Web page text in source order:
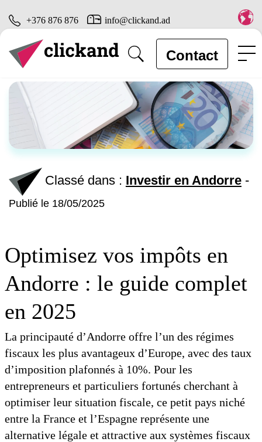
+376 876 876 info@clickand.ad
Contact
Classé dans : Investir en Andorre-
Publié le 18/05/2025
Optimisez vos impôts en
Andorre : le guide complet
en 2025
La principauté d’Andorre offre l’un des régimes
fiscaux les plus avantageux d’Europe, avec des taux
d’imposition plafonnés à 10%. Pour les
entrepreneurs et particuliers fortunés cherchant à
optimiser leur situation fiscale, ce petit pays niché
entre la France et l’Espagne représente une
alternative légale et attractive aux systèmes fiscaux